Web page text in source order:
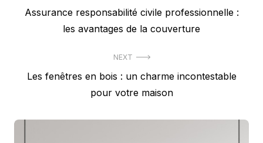
de
Previous
Assurance responsabilité civile professionnelle :
les avantages de la couverture
NEXT
Next
Les fenêtres en bois : un charme incontestable
pour votre maison